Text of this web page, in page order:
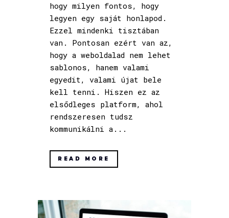
hogy milyen fontos, hogy
legyen egy saját honlapod.
Ezzel mindenki tisztában
van. Pontosan ezért van az,
hogy a weboldalad nem lehet
sablonos, hanem valami
egyedit, valami újat bele
kell tenni. Hiszen ez az
elsődleges platform, ahol
rendszeresen tudsz
kommunikálni a...
READ MORE